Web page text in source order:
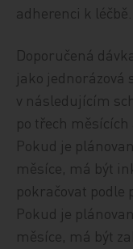
adherenci k léčbě.
Doporučená
jako
v následujícím
po třech měsících
Pokud je
měsíce, má být
pokračovat podle
Pokud je
měsíce, má být